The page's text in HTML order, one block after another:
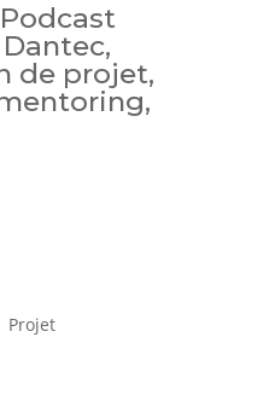
Podcast
de projet,
Projet